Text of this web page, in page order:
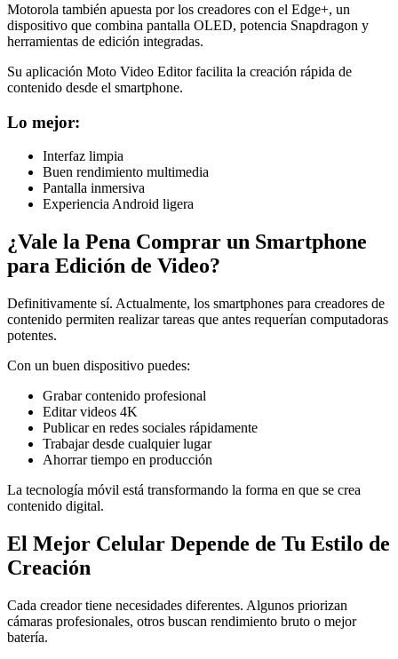
Motorola también apuesta por los creadores con el Edge+, un
dispositivo que combina pantalla OLED, potencia Snapdragon y
herramientas de edición integradas.
Su aplicación Moto Video Editor facilita la creación rápida de
contenido desde el smartphone.
Lo mejor:
Interfaz limpia
Buen rendimiento multimedia
Pantalla inmersiva
Experiencia Android ligera
¿Vale la Pena Comprar un Smartphone
para Edición de Video?
Definitivamente sí. Actualmente, los smartphones para creadores de
contenido permiten realizar tareas que antes requerían computadoras
potentes.
Con un buen dispositivo puedes:
Grabar contenido profesional
Editar videos 4K
Publicar en redes sociales rápidamente
Trabajar desde cualquier lugar
Ahorrar tiempo en producción
La tecnología móvil está transformando la forma en que se crea
contenido digital.
El Mejor Celular Depende de Tu Estilo de
Creación
Cada creador tiene necesidades diferentes. Algunos priorizan
cámaras profesionales, otros buscan rendimiento bruto o mejor
batería.